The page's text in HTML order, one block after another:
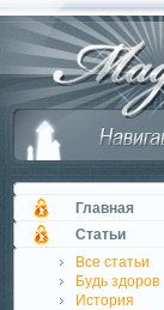
Главная
Статьи
Все статьи
Будь здоров
История